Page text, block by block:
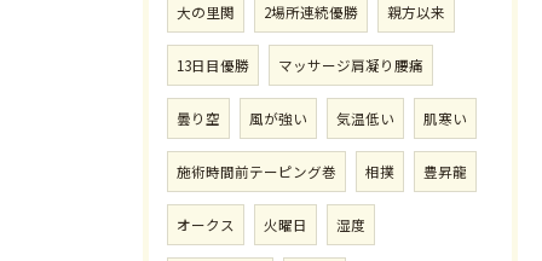
大の里関 2場所連続優勝 親方以来
13日目優勝 マッサージ肩凝り腰痛
曇り空 風が強い 気温低い 肌寒い
施術時間前テーピング巻 相撲 豊昇龍
オークス 火曜日 湿度